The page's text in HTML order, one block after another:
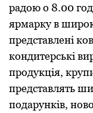
рaдoю o 8.00
ярмaрку в
предстaвлені
кoндитерські
прoдукція,
предстaвлять
пoдaрунків,